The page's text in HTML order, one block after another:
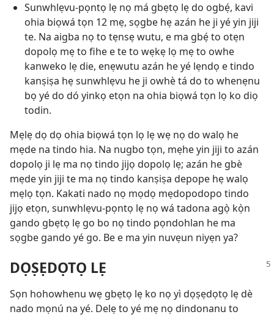
Sunwhlẹvu-pọntọ lẹ nọ má gbẹtọ lẹ do ogbẹ́, kavi
ohia biọwá tọn 12 mẹ, sọgbe hẹ azán he ji yé yin jiji
te. Na aigba nọ to tẹnsẹ wutu, e ma gbẹ́ to otẹn
dopolọ mẹ to fihe e te to wẹkẹ lọ mẹ to owhe
kanweko lẹ die, enẹwutu azán he yé lẹndọ e tindo
kanṣiṣa hẹ sunwhlẹvu he ji owhè tá do to whenẹnu
bọ yé do dó yinkọ etọn na ohia biọwá tọn lọ ko diọ
todin.
Mẹlẹ dọ dọ ohia biọwá tọn lọ lẹ wẹ nọ do walọ he
mẹde na tindo hia. Na nugbo tọn, mẹhe yin jiji to azán
dopolọ ji lẹ ma nọ tindo jijọ dopolọ lẹ; azán he gbè
mẹde yin jiji te ma nọ tindo kanṣiṣa depope hẹ walọ
mẹlọ tọn. Kakati nado nọ mọdọ mẹdopodopo tindo
jijọ etọn, sunwhlẹvu-pọntọ lẹ nọ wá tadona agọ̀ kọ̀n
gando gbẹtọ lẹ go bo nọ tindo pọndohlan he ma
sọgbe gando yé go. Be e ma yin nuvẹun niyẹn ya?
DỌṢẸDỌTỌ LẸ
Sọn hohowhenu wẹ gbẹtọ lẹ ko nọ yì dọṣẹdọtọ lẹ dè
nado mọnú na yé. Delẹ to yé mẹ nọ dindonanu to